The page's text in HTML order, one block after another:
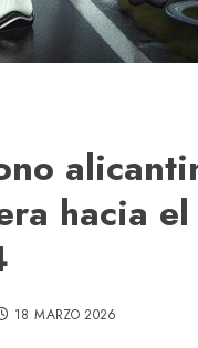
hacia
18 MARZO 2026